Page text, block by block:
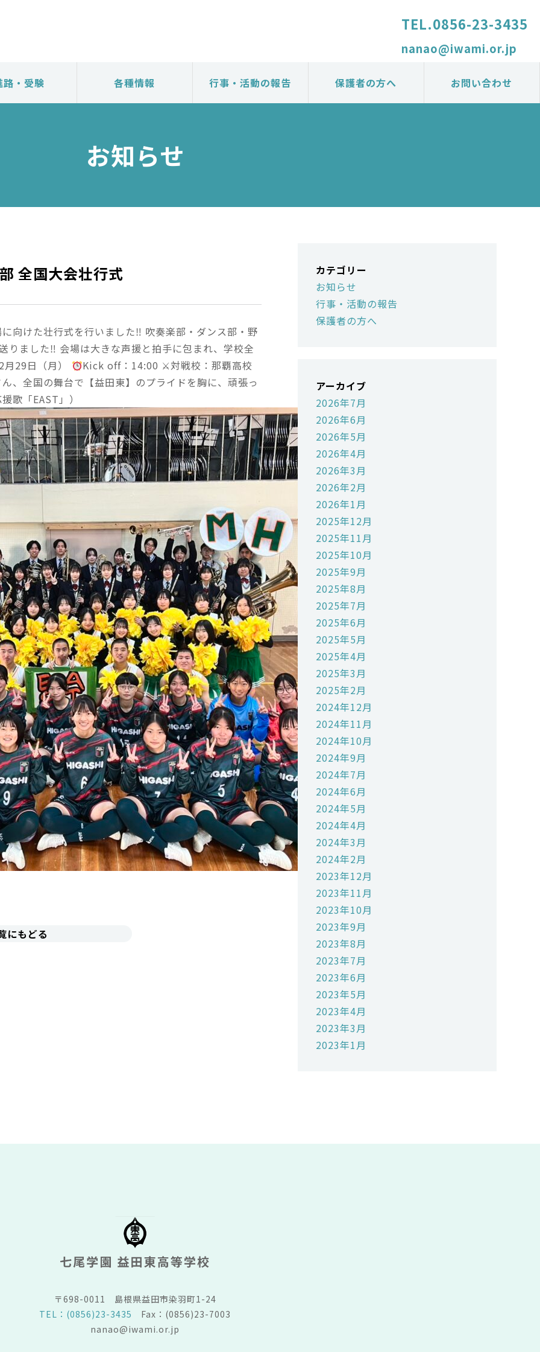
TEL.0856-23-3435
nanao@iwami.or.jp
路・受験 各種情報 行事・活動の報告 保護者の方へ お問い合わせ
お知らせ
全国大会壮行式
向けた壮行式を行いました‼ 吹奏楽部・ダンス部・野
りました‼ 会場は大きな声援と拍手に包まれ、学校全
29日（月）
Kick off：14:00 ⚔対戦校：那覇高校
、全国の舞台で【益田東】のプライドを胸に、頑張っ
歌「EAST」）
にもどる
カテゴリー
お知らせ
行事・活動の報告
保護者の方へ
アーカイブ
2026年7月
2026年6月
2026年5月
2026年4月
2026年3月
2026年2月
2026年1月
2025年12月
2025年11月
2025年10月
2025年9月
2025年8月
2025年7月
2025年6月
2025年5月
2025年4月
2025年3月
2025年2月
2024年12月
2024年11月
2024年10月
2024年9月
2024年7月
2024年6月
2024年5月
2024年4月
2024年3月
2024年2月
2023年12月
2023年11月
2023年10月
2023年9月
2023年8月
2023年7月
2023年6月
2023年5月
2023年4月
2023年3月
2023年1月
〒698-0011 島根県益田市染羽町1-24
TEL：(0856)23-3435 Fax：(0856)23-7003
nanao@iwami.or.jp